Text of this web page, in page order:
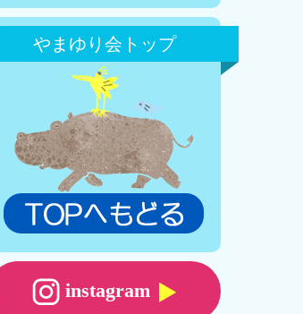
やまゆり会トップ
instagram